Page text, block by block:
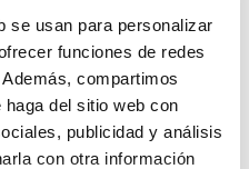
se usan para personalizar
funciones de redes
compartimos
del sitio web con
publicidad y análisis
con otra información